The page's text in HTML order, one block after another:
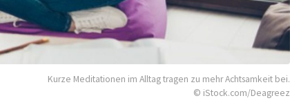
Kurze Meditationen im Alltag tragen zu mehr Achtsamkeit bei.
© iStock.com/Deagreez